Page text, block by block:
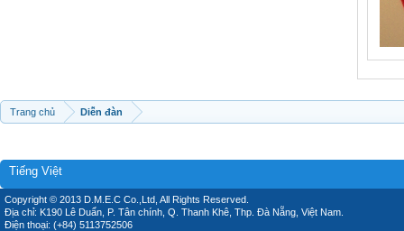
Trang chủ Diễn đàn
Tiếng Việt
Copyright © 2013 D.M.E.C Co.,Ltd, All Rights Reserved.
Địa chỉ: K190 Lê Duẩn, P. Tân chính, Q. Thanh Khê, Thp. Đà Nẵng, Việt Nam.
Điện thoại: (+84) 5113752506